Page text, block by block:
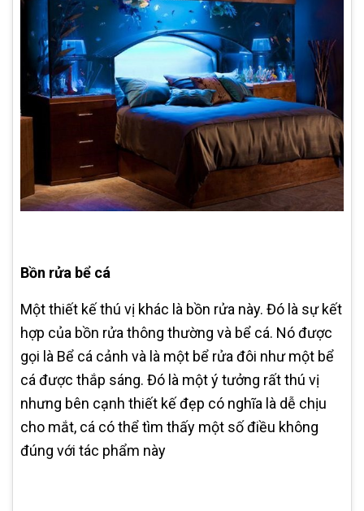
Bồn rửa bể cá
Một thiết kế thú vị khác là bồn rửa này. Đó là sự kết
hợp của bồn rửa thông thường và bể cá. Nó được
gọi là Bể cá cảnh và là một bể rửa đôi như một bể
cá được thắp sáng. Đó là một ý tưởng rất thú vị
nhưng bên cạnh thiết kế đẹp có nghĩa là dễ chịu
cho mắt, cá có thể tìm thấy một số điều không
đúng với tác phẩm này